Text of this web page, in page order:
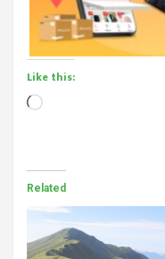
Like this:
Loading…
Related